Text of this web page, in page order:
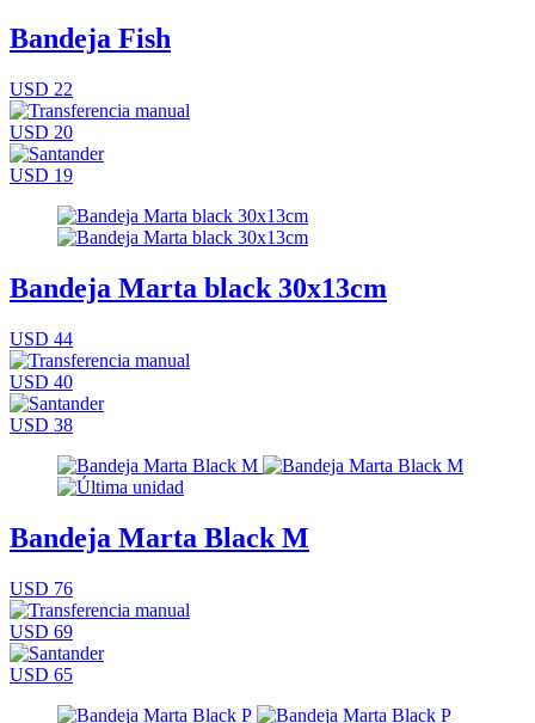
Bandeja Fish
USD 22
USD 20
USD 19
Bandeja Marta black 30x13cm
USD 44
USD 40
USD 38
Bandeja Marta Black M
USD 76
USD 69
USD 65